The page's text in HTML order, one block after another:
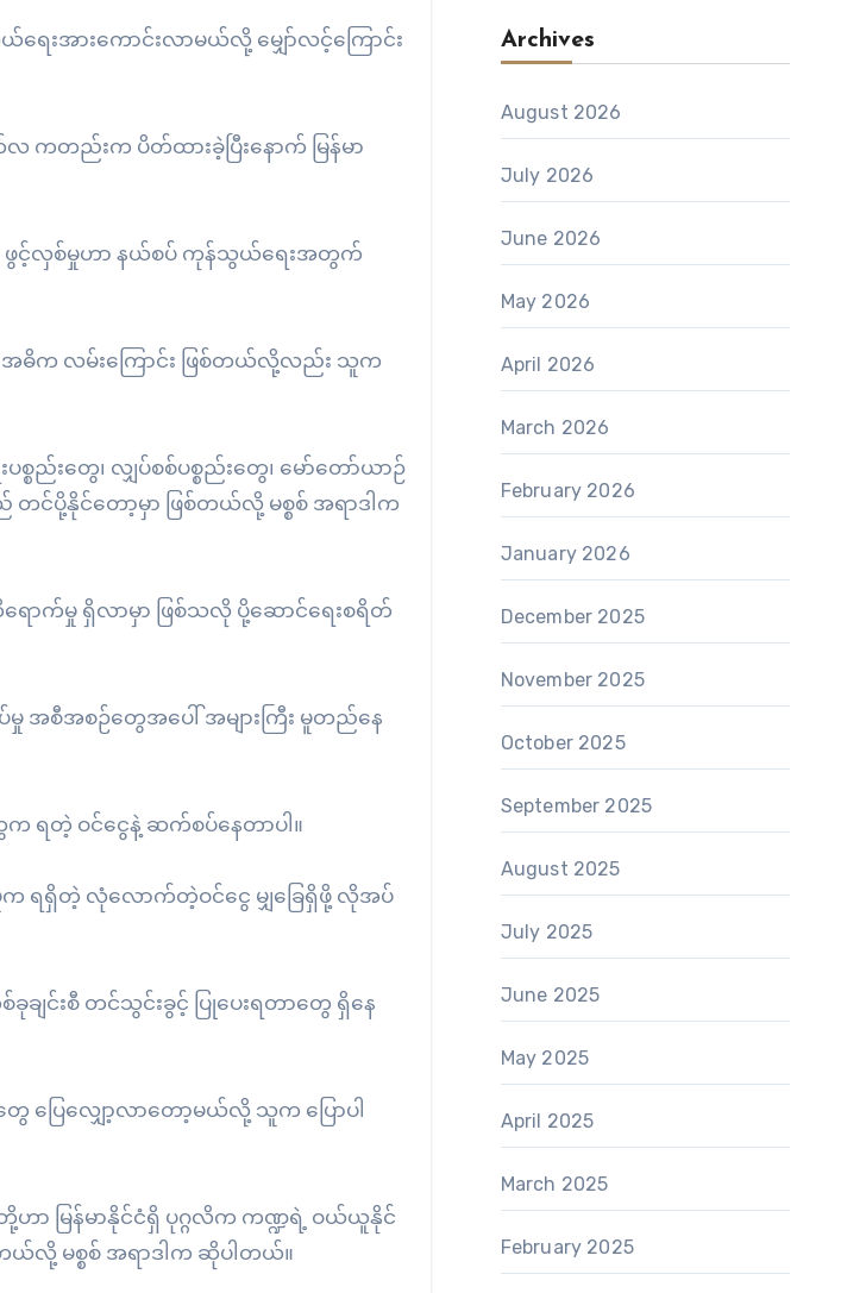
ေးအားကောင်းလာမယ်လို့ မျှော်လင့်ကြောင်း
ကတည်းက ပိတ်ထားခဲ့ပြီးနောက် မြန်မာ
လည် ဖွင့်လှစ်မှုဟာ နယ်စပ် ကုန်သွယ်ရေးအတွက်
အဓိက လမ်းကြောင်း ဖြစ်တယ်လို့လည်း သူက
စည်းတွေ၊ လျှပ်စစ်ပစ္စည်းတွေ၊ မော်တော်ယာဉ်
ပို့နိုင်တော့မှာ ဖြစ်တယ်လို့ မစ္စစ် အရာဒါက
ောက်မှု ရှိလာမှာ ဖြစ်သလို ပို့ဆောင်ရေးစရိတ်
အစီအစဉ်တွေအပေါ် အများကြီး မူတည်နေ
ရတဲ့ ဝင်ငွေနဲ့ ဆက်စပ်နေတာပါ။
က ရရှိတဲ့ လုံလောက်တဲ့ဝင်ငွေ မျှခြေရှိဖို့ လိုအပ်
ခုချင်းစီ တင်သွင်းခွင့် ပြုပေးရတာတွေ ရှိနေ
ပြေလျှော့လာတော့မယ်လို့ သူက ပြောပါ
ဟာ မြန်မာနိုင်ငံရှိ ပုဂ္ဂလိက ကဏ္ဍရဲ့ ဝယ်ယူနိုင်
တယ်လို့ မစ္စစ် အရာဒါက ဆိုပါတယ်။
Archives
August 2026
July 2026
June 2026
May 2026
April 2026
March 2026
February 2026
January 2026
December 2025
November 2025
October 2025
September 2025
August 2025
July 2025
June 2025
May 2025
April 2025
March 2025
February 2025